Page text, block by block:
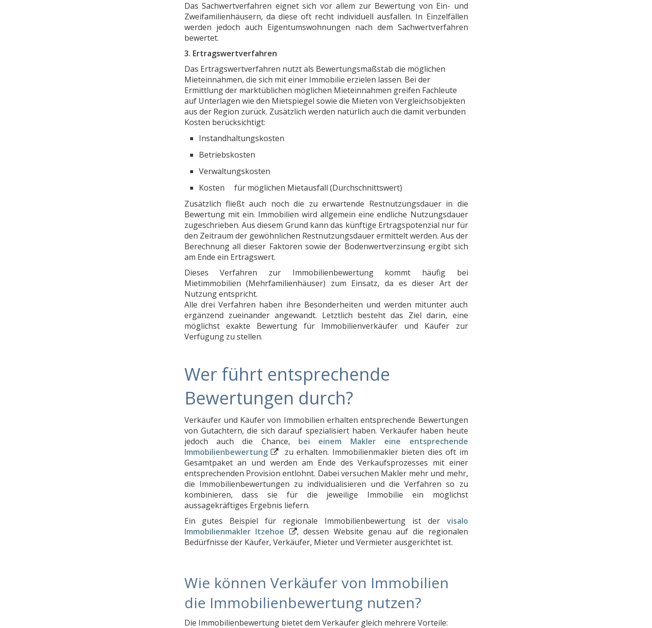
Das Sachwertverfahren eignet sich vor allem zur Bewertung von Ein- und
Zweifamilienhäusern, da diese oft recht individuell ausfallen. In Einzelfällen
werden jedoch auch Eigentumswohnungen nach dem Sachwertverfahren
bewertet.
3. Ertragswertverfahren
Das Ertragswertverfahren nutzt als Bewertungsmaßstab die möglichen
Mieteinnahmen, die sich mit einer Immobilie erzielen lassen. Bei der
Ermittlung der marktüblichen möglichen Mieteinnahmen greifen Fachleute
auf Unterlagen wie den Mietspiegel sowie die Mieten von Vergleichsobjekten
aus der Region zurück. Zusätzlich werden natürlich auch die damit verbunden
Kosten berücksichtigt:
Instandhaltungskosten
Betriebskosten
Verwaltungskosten
Kosten für möglichen Mietausfall (Durchschnittswert)
Zusätzlich fließt auch noch die zu erwartende Restnutzungsdauer in die
Bewertung mit ein. Immobilien wird allgemein eine endliche Nutzungsdauer
zugeschrieben. Aus diesem Grund kann das künftige Ertragspotenzial nur für
den Zeitraum der gewöhnlichen Restnutzungsdauer ermittelt werden. Aus der
Berechnung all dieser Faktoren sowie der Bodenwertverzinsung ergibt sich
am Ende ein Ertragswert.
Dieses Verfahren zur Immobilienbewertung kommt häufig bei
Mietimmobilien (Mehrfamilienhäuser) zum Einsatz, da es dieser Art der
Nutzung entspricht.
Alle drei Verfahren haben ihre Besonderheiten und werden mitunter auch
ergänzend zueinander angewandt. Letztlich besteht das Ziel darin, eine
möglichst exakte Bewertung für Immobilienverkäufer und Käufer zur
Verfügung zu stellen.
Wer führt entsprechende
Bewertungen durch?
Verkäufer und Käufer von Immobilien erhalten entsprechende Bewertungen
von Gutachtern, die sich darauf spezialisiert haben. Verkäufer haben heute
jedoch auch die Chance, bei einem Makler eine entsprechende
Immobilienbewertung⁣
zu erhalten. Immobilienmakler bieten dies oft im
Gesamtpaket an und werden am Ende des Verkaufsprozesses mit einer
entsprechenden Provision entlohnt. Dabei versuchen Makler mehr und mehr,
die Immobilienbewertungen zu individualisieren und die Verfahren so zu
kombinieren, dass sie für die jeweilige Immobilie ein möglichst
aussagekräftiges Ergebnis liefern.
Ein gutes Beispiel für regionale Immobilienbewertung ist der visalo
Immobilienmakler Itzehoe
, dessen Website genau auf die regionalen
Bedürfnisse der Käufer, Verkäufer, Mieter und Vermieter ausgerichtet ist.
Wie können Verkäufer von Immobilien
die Immobilienbewertung nutzen?
Die Immobilienbewertung bietet dem Verkäufer gleich mehrere Vorteile: